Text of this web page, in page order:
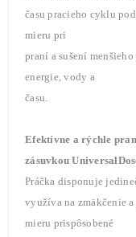
času pracieho cyklu
mieru pri
praní a sušení
energie, vody a
času.
Efektívne a rýchle
zásuvkou
Práčka disponuje
využíva na zmäkčenie
mieru prispôsobené